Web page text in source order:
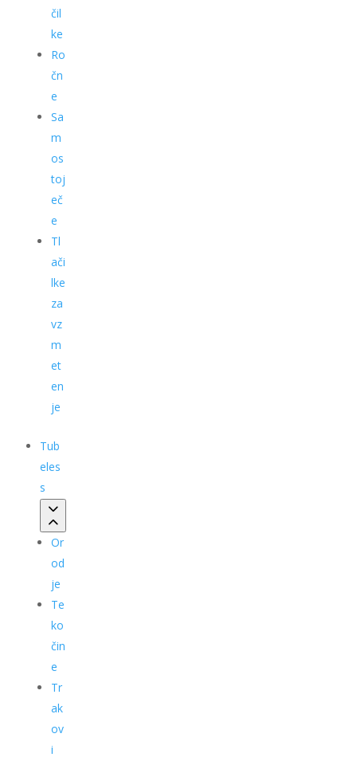
čil
ke
Ro
čn
e
Sa
m
os
toj
eč
e
Tl
ači
lke
za
vz
m
et
en
je
Tub
eles
s
Or
od
je
Te
ko
čin
e
Tr
ak
ov
i